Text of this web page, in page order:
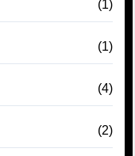
(1)
(1)
(4)
(2)